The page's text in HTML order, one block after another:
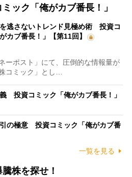
ック「俺がカブ番長！」
を逃さないトレンド見極め術 投資コ
カブ番長！」【第11回】
ーポスト」にて、圧倒的な情報量が
コミック」とし…
投資コミック「俺がカブ番長！」
の極意 投資コミック「俺がカブ番
一覧を見る
株を探せ！